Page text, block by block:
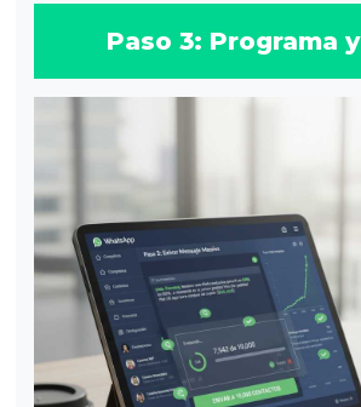
Paso 3: Programa